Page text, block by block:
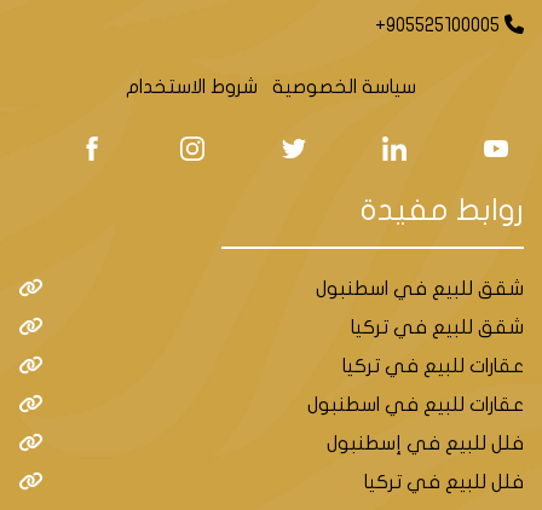
+905525100005
سياسة الخصوصية شروط الاستخدام
روابط مفيدة
شقق للبيع في اسطنبول
شقق للبيع في تركيا
عقارات للبيع في تركيا
عقارات للبيع في اسطنبول
فلل للبيع في إسطنبول
فلل للبيع في تركيا